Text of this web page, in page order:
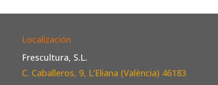
Localización
Frescultura, S.L.
C. Caballeros, 9, L’Eliana (València) 46183